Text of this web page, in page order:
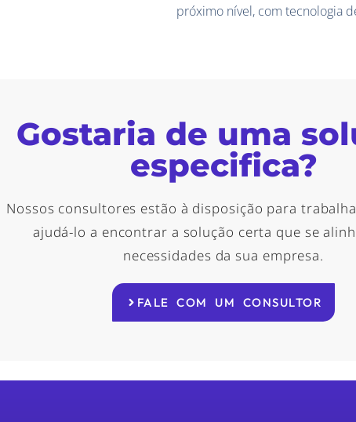
próximo nível, com tecnologia
Gostaria de uma
especifica?
Nossos consultores estão à disposição para
ajudá-lo a encontrar a solução certa que se
necessidades da sua empresa.
FALE COM UM CONSULTOR